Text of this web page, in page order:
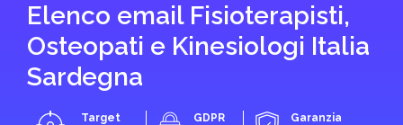
Elenco email Fisioterapisti,
Osteopati e Kinesiologi Italia
Sardegna
Target
GDPR
Garanzia